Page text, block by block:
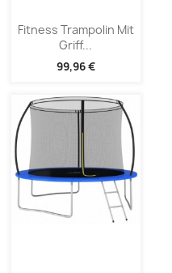
Fitness Trampolin Mit
Griff...
99,96 €